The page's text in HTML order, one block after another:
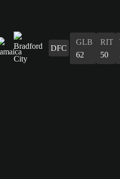
DFC
GLB
62
RIT
50